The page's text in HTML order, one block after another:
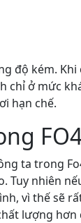
độ kém.
chỉ ở mức
hạn chế.
ta trong
Tuy nhiên
vì thế sẽ
lượng hơn